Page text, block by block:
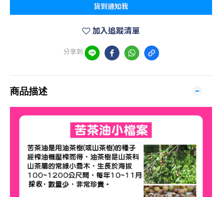
貨到通知我
加入追蹤清單
分享到
商品描述